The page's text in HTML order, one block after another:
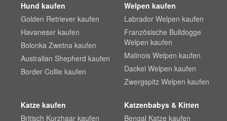
Hund kaufen
Golden Retriever kaufen
Havaneser kaufen
Bolonka Zwetna kaufen
Australian Shepherd kaufen
Border Collie kaufen
Welpen kaufen
Labrador Welpen kaufen
Französische Bulldogge
Welpen kaufen
Malinois Welpen kaufen
Dackel Welpen kaufen
Zwergspitz Welpen kaufen
Katze kaufen
Britisch Kurzhaar kaufen
Katzenbabys & Kitten
Bengal Katze kaufen